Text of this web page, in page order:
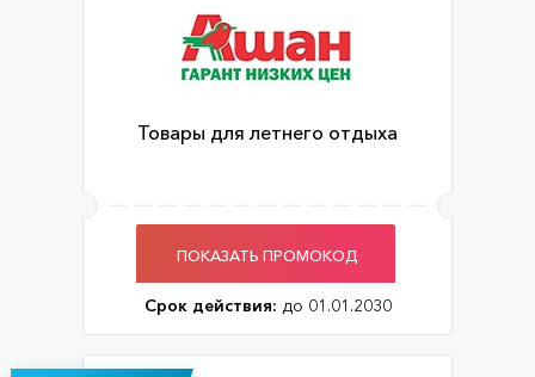
Товары для летнего отдыха
ПОКАЗАТЬ ПРОМОКОД
Срок действия: до 01.01.2030